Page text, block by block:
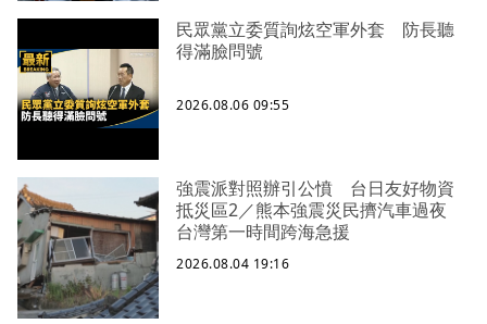
民眾黨立委質詢炫空軍外套 防長聽
得滿臉問號
2026.08.06 09:55
強震派對照辦引公憤 台日友好物資
抵災區2／熊本強震災民擠汽車過夜
台灣第一時間跨海急援
2026.08.04 19:16